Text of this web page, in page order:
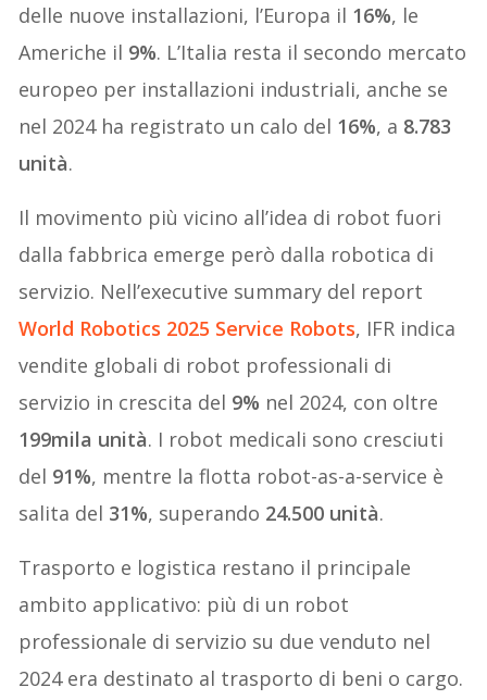
delle nuove installazioni, l’Europa il 16%, le
Americhe il 9%. L’Italia resta il secondo mercato
europeo per installazioni industriali, anche se
nel 2024 ha registrato un calo del 16%, a 8.783
unità.
Il movimento più vicino all’idea di robot fuori
dalla fabbrica emerge però dalla robotica di
servizio. Nell’executive summary del report
World Robotics 2025 Service Robots, IFR indica
vendite globali di robot professionali di
servizio in crescita del 9% nel 2024, con oltre
199mila unità. I robot medicali sono cresciuti
del 91%, mentre la flotta robot-as-a-service è
salita del 31%, superando 24.500 unità.
Trasporto e logistica restano il principale
ambito applicativo: più di un robot
professionale di servizio su due venduto nel
2024 era destinato al trasporto di beni o cargo.